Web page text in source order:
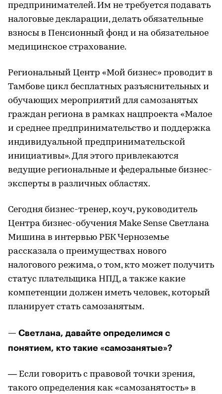
предпринимателей. Им не требуется подавать
налоговые декларации, делать обязательные
взносы в Пенсионный фонд и на обязательное
медицинское страхование.
Региональный Центр «Мой бизнес» проводит в
Тамбове цикл бесплатных разъяснительных и
обучающих мероприятий для самозанятых
граждан региона в рамках нацпроекта «Малое
и среднее предпринимательство и поддержка
индивидуальной предпринимательской
инициативы». Для этого привлекаются
ведущие региональные и федеральные бизнес-
эксперты в различных областях.
Сегодня бизнес-тренер, коуч, руководитель
Центра бизнес-обучения Make Sense Светлана
Мишина в интервью РБК Черноземье
рассказала о преимуществах нового
налогового режима, о том, кто может получить
статус плательщика НПД, а также какие
компетенции должен иметь человек, который
планирует стать самозанятым.
— Светлана, давайте определимся с
понятием, кто такие «самозанятые»?
— Если говорить с правовой точки зрения,
такого определения как «самозанятость» в